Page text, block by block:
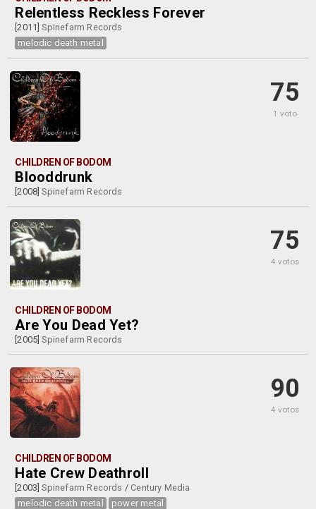
Relentless Reckless Forever
[2011]Spinefarm Records
melodic death metal
75
1 voto
CHILDREN OF BODOM
Blooddrunk
[2008]Spinefarm Records
75
4 votos
CHILDREN OF BODOM
Are You Dead Yet?
[2005]Spinefarm Records
90
4 votos
CHILDREN OF BODOM
Hate Crew Deathroll
[2003]Spinefarm Records / Century Media
melodic death metal
power metal